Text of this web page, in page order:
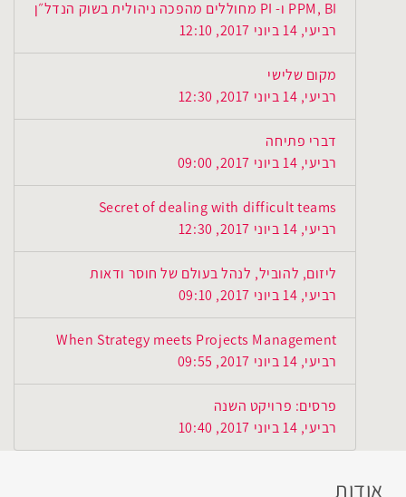
PPM, BI ו- PI מחוללים מהפכה ניהולית בשוק הנדל״ן
רביעי, 14 ביוני 2017, 12:10
מקום שלישי
רביעי, 14 ביוני 2017, 12:30
דברי פתיחה
רביעי, 14 ביוני 2017, 09:00
Secret of dealing with difficult teams
רביעי, 14 ביוני 2017, 12:30
ליזום, להוביל, לנהל בעולם של חוסר ודאות
רביעי, 14 ביוני 2017, 09:10
When Strategy meets Projects Management
רביעי, 14 ביוני 2017, 09:55
פרסים: פרויקט השנה
רביעי, 14 ביוני 2017, 10:40
אודות